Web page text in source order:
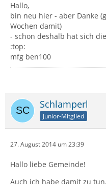
Hallo,
bin neu hier - aber Danke
Wochen damit)
- schon deshalb hat sich
:top:
mfg ben100
Schlamperl
Junior-Mitglied
27. August 2014 um 23:39
Hallo liebe Gemeinde!
Auch ich habe damit zu